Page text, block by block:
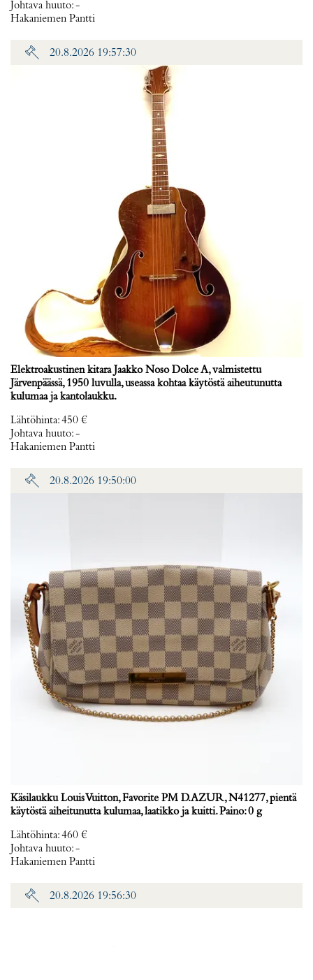
Johtava huuto:-
Hakaniemen Pantti
20.8.2026 19:57:30
Elektroakustinen kitara Jaakko Noso Dolce A, valmistettu
Järvenpäässä, 1950 luvulla, useassa kohtaa käytöstä aiheutunutta
kulumaa ja kantolaukku.
Lähtöhinta:450 €
Johtava huuto:-
Hakaniemen Pantti
20.8.2026 19:50:00
Käsilaukku Louis Vuitton, Favorite PM D.AZUR, N41277, pientä
käytöstä aiheitunutta kulumaa, laatikko ja kuitti. Paino: 0 g
Lähtöhinta:460 €
Johtava huuto:-
Hakaniemen Pantti
20.8.2026 19:56:30